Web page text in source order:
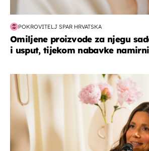
POKROVITELJ SPAR HRVATSKA
Omiljene proizvode za njegu
i usput, tijekom nabavke
moda & ljepota